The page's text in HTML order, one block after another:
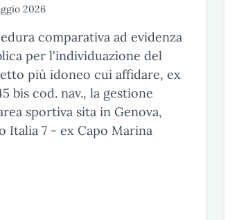
2026
comparativa ad evidenza
per l'individuazione del
più idoneo cui affidare, ex
bis cod. nav., la gestione
sportiva sita in Genova,
Italia 7 - ex Capo Marina